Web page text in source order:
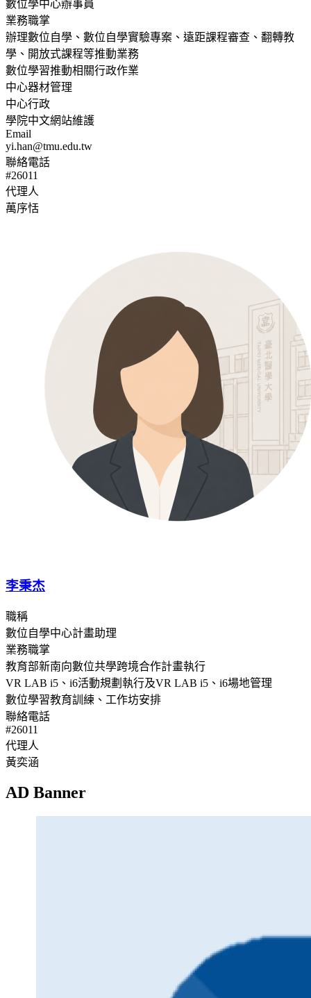
數位學中心辦事員
業務職掌
辦理數位自學、數位自學實驗專案、遠距課程審查、翻轉教
學、開放式課程等推動業務
數位學習推動相關行政作業
中心器材管理
中心行政
學院中文網站維護
Email
yi.han@tmu.edu.tw
聯絡電話
#26011
代理人
萬序恬
李秉杰
職稱
數位自學中心計畫助理
業務職掌
教育部新南向數位共學跨境合作計畫執行
VR LAB i5、i6活動規劃執行及VR LAB i5、i6場地管理
數位學習教育訓練、工作坊安排
聯絡電話
#26011
代理人
黃奕涵
AD Banner